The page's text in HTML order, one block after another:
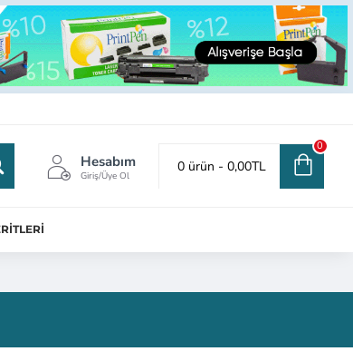
Hesabım
Giriş/Üye Ol
0 ürün - 0,00TL
0